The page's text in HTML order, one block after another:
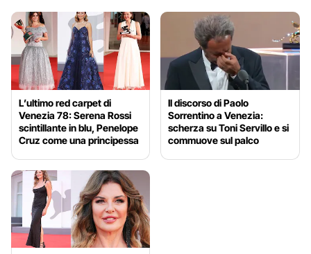
L’ultimo red carpet di
Venezia 78: Serena Rossi
scintillante in blu, Penelope
Cruz come una principessa
Il discorso di Paolo
Sorrentino a Venezia:
scherza su Toni Servillo e si
commuove sul palco